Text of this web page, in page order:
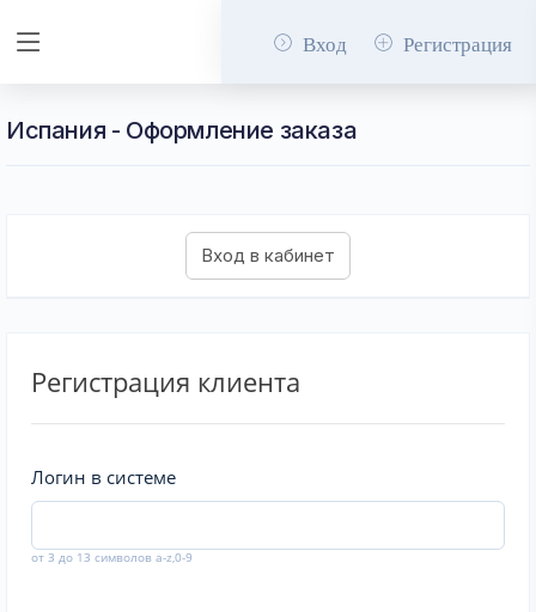
Вход Регистрация
Испания - Оформление заказа
Регистрация клиента
Логин в системе
от 3 до 13 символов a-z,0-9